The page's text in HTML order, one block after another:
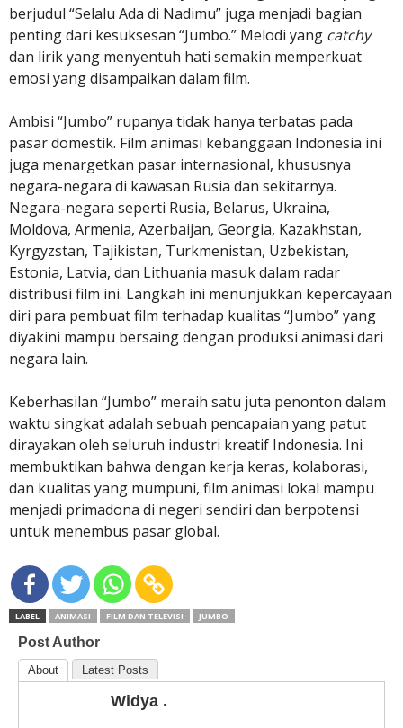
berjudul “Selalu Ada di Nadimu” juga menjadi bagian
penting dari kesuksesan “Jumbo.” Melodi yang catchy
dan lirik yang menyentuh hati semakin memperkuat
emosi yang disampaikan dalam film.
Ambisi “Jumbo” rupanya tidak hanya terbatas pada
pasar domestik. Film animasi kebanggaan Indonesia ini
juga menargetkan pasar internasional, khususnya
negara-negara di kawasan Rusia dan sekitarnya.
Negara-negara seperti Rusia, Belarus, Ukraina,
Moldova, Armenia, Azerbaijan, Georgia, Kazakhstan,
Kyrgyzstan, Tajikistan, Turkmenistan, Uzbekistan,
Estonia, Latvia, dan Lithuania masuk dalam radar
distribusi film ini. Langkah ini menunjukkan kepercayaan
diri para pembuat film terhadap kualitas “Jumbo” yang
diyakini mampu bersaing dengan produksi animasi dari
negara lain.
Keberhasilan “Jumbo” meraih satu juta penonton dalam
waktu singkat adalah sebuah pencapaian yang patut
dirayakan oleh seluruh industri kreatif Indonesia. Ini
membuktikan bahwa dengan kerja keras, kolaborasi,
dan kualitas yang mumpuni, film animasi lokal mampu
menjadi primadona di negeri sendiri dan berpotensi
untuk menembus pasar global.
LABEL ANIMASI FILM DAN TELEVISI JUMBO
Post Author
About Latest Posts
Widya .